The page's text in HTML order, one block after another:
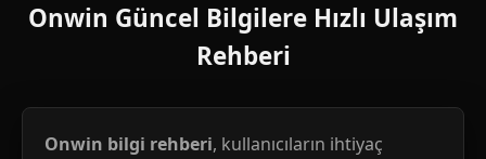
Onwin Güncel Bilgilere Hızlı Ulaşım
Rehberi
Onwin bilgi rehberi, kullanıcıların ihtiyaç